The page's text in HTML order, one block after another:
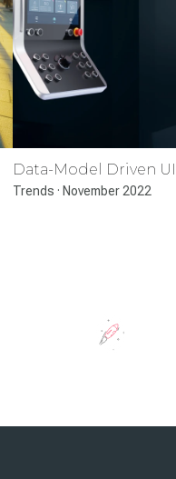
Data-Model Driven
Trends · November 2022